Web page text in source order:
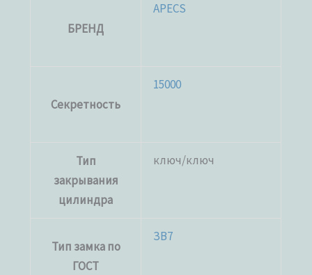
БРЕНД
APECS
Секретность
15000
Тип
закрывания
цилиндра
ключ/ключ
Тип замка по
ГОСТ
ЗВ7